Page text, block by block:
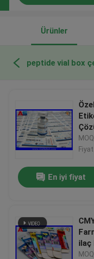
Ürünler
peptide vial box
En iyi fiyat
ilaç